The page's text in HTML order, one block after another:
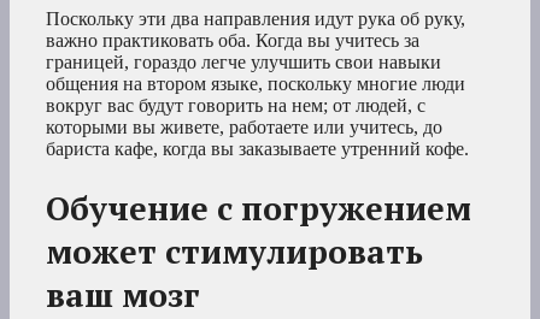
Поскольку эти два направления идут рука об руку,
важно практиковать оба. Когда вы учитесь за
границей, гораздо легче улучшить свои навыки
общения на втором языке, поскольку многие люди
вокруг вас будут говорить на нем; от людей, с
которыми вы живете, работаете или учитесь, до
бариста кафе, когда вы заказываете утренний кофе.
Обучение с погружением
может стимулировать
ваш мозг